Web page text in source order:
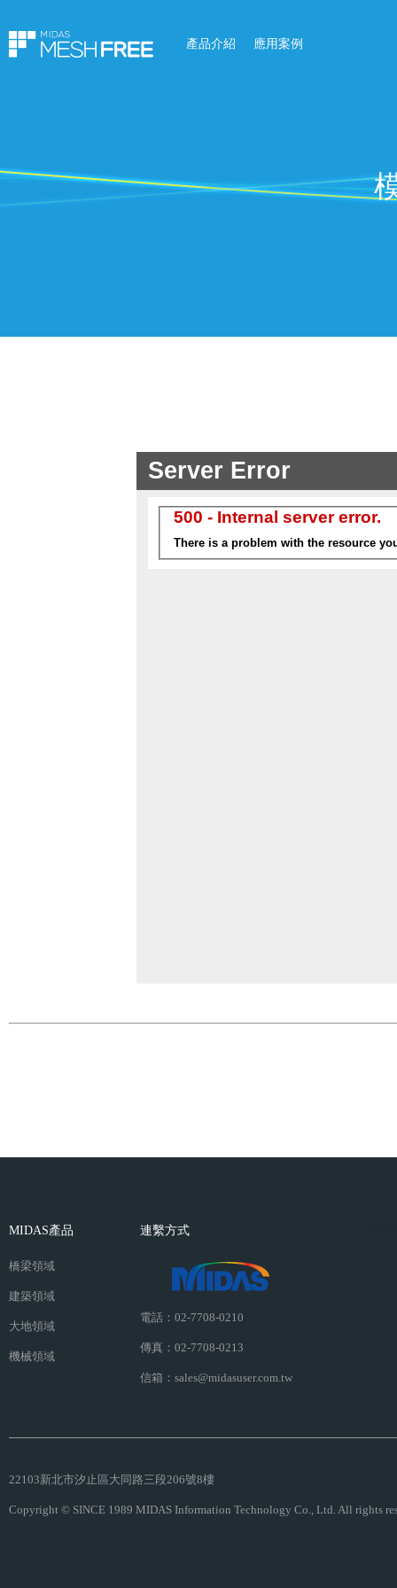
產品介紹 應用案例
MIDAS產品
橋梁領域
建築領域
大地領域
機械領域
連繫方式
電話：02-7708-0210
傳真：02-7708-0213
信箱：sales@midasuser.com.tw
22103新北市汐止區大同路三段206號8樓
Copyright © SINCE 1989 MIDAS Information Technology Co., Ltd. All rights